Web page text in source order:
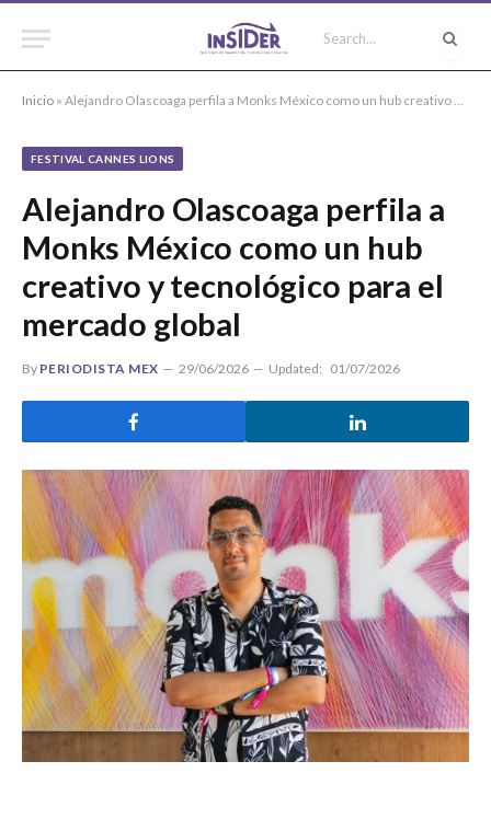
Inicio » Alejandro Olascoaga perfila a Monks México como un hub creativo y tecnológico para el mercado global
FESTIVAL CANNES LIONS
Alejandro Olascoaga perfila a
Monks México como un hub
creativo y tecnológico para el
mercado global
By PERIODISTA MEX 29/06/2026 Updated: 01/07/2026